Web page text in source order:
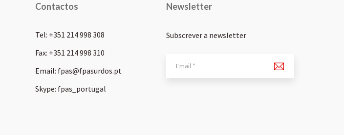
Contactos
Tel: +351 214 998 308
Fax: +351 214 998 310
Email: fpas@fpasurdos.pt
Skype: fpas_portugal
Newsletter
Subscrever a newsletter